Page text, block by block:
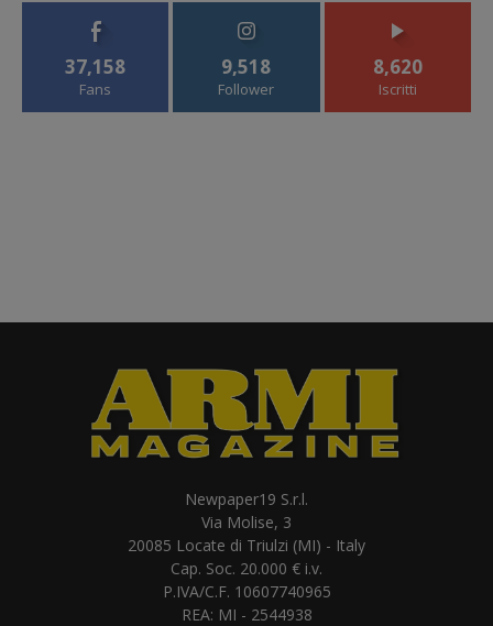
37,158
Fans
9,518
Follower
8,620
Iscritti
Newpaper19 S.r.l.
Via Molise, 3
20085 Locate di Triulzi (MI) - Italy
Cap. Soc. 20.000 € i.v.
P.IVA/C.F. 10607740965
REA: MI - 2544938